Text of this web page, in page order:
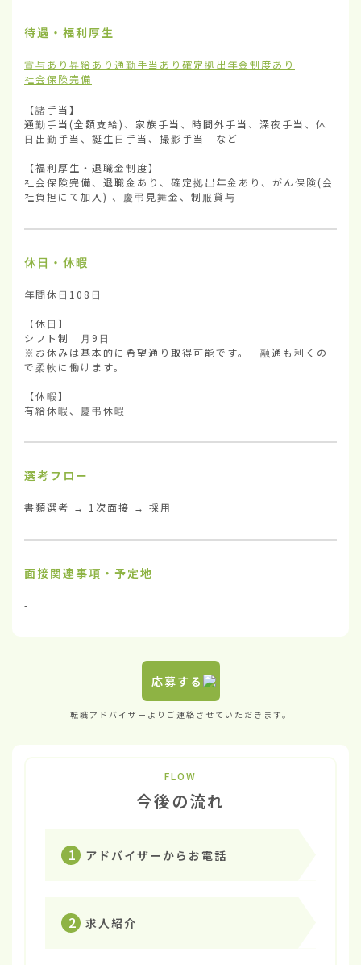
待遇・福利厚生
賞与あり 昇給あり 通勤手当あり 確定拠出年金制度あり
社会保険完備
【諸手当】
通勤手当(全額支給)、家族手当、時間外手当、深夜手当、休
日出勤手当、誕生日手当、撮影手当　など
【福利厚生・退職金制度】
社会保険完備、退職金あり、確定拠出年金あり、がん保険(会
社負担にて加入) 、慶弔見舞金、制服貸与
休日・休暇
年間休日108日
【休日】
シフト制　月9日
※お休みは基本的に希望通り取得可能です。　融通も利くの
で柔軟に働けます。
【休暇】
有給休暇、慶弔休暇
選考フロー
書類選考 → 1次面接 → 採用
面接関連事項・予定地
-
応募する
転職アドバイザーよりご連絡させていただきます。
FLOW
今後の流れ
1 アドバイザーからお電話
2 求人紹介